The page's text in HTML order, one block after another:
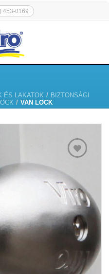
453-0169
ÉS LAKATOK / BIZTONSÁGI
/ VAN LOCK